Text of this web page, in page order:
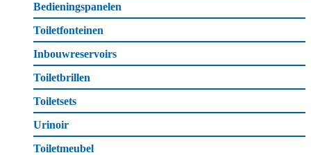
Bedieningspanelen
Toiletfonteinen
Inbouwreservoirs
Toiletbrillen
Toiletsets
Urinoir
Toiletmeubel